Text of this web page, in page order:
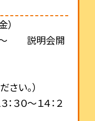
～ 説明会開
い。）
０～１４：２